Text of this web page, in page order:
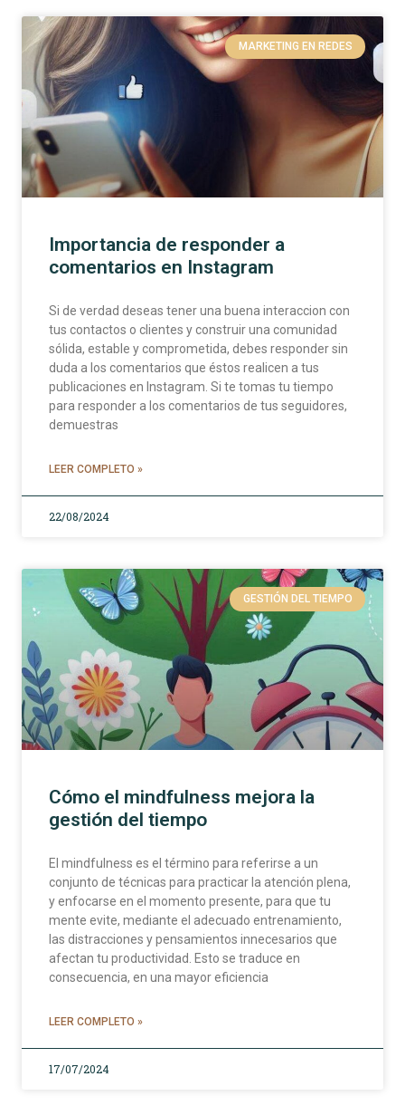
MARKETING EN REDES
Importancia de responder a
comentarios en Instagram
Si de verdad deseas tener una buena interaccion con
tus contactos o clientes y construir una comunidad
sólida, estable y comprometida, debes responder sin
duda a los comentarios que éstos realicen a tus
publicaciones en Instagram. Si te tomas tu tiempo
para responder a los comentarios de tus seguidores,
demuestras
LEER COMPLETO »
22/08/2024
GESTIÓN DEL TIEMPO
Cómo el mindfulness mejora la
gestión del tiempo
El mindfulness es el término para referirse a un
conjunto de técnicas para practicar la atención plena,
y enfocarse en el momento presente, para que tu
mente evite, mediante el adecuado entrenamiento,
las distracciones y pensamientos innecesarios que
afectan tu productividad. Esto se traduce en
consecuencia, en una mayor eficiencia
LEER COMPLETO »
17/07/2024